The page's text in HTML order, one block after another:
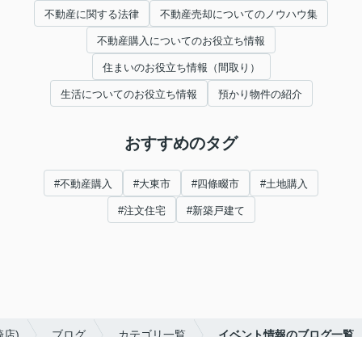
不動産に関する法律 不動産売却についてのノウハウ集
不動産購入についてのお役立ち情報
住まいのお役立ち情報（間取り）
生活についてのお役立ち情報 預かり物件の紹介
おすすめのタグ
#不動産購入 #大東市 #四條畷市 #土地購入
#注文住宅 #新築戸建て
店) ブログ カテゴリ一覧 イベント情報のブログ一覧